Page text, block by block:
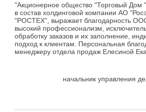
"Акционерное общество "Торговый Дом
в состав холдинговой компании АО
"РОСТЕХ", выражает благодарность
высокий профессионализм,
обработку заказов и их заполнение,
подход к клиентам. Персональная
менеджеру отдела продаж Елесиной
начальник управления